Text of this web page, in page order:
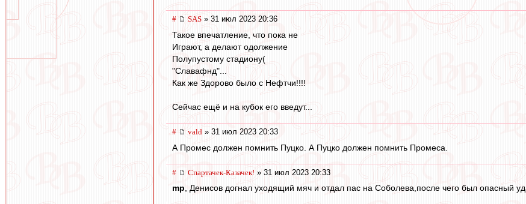
# SAS » 31 июл 2023 20:36
Такое впечатление, что пока не
Играют, а делают одолжение
Полупустому стадиону(
"Славафнд"...
Как же Здорово было с Нефтчи!!!!
Сейчас ещё и на кубок его введут...
# vald » 31 июл 2023 20:33
А Промес должен помнить Пуцко. А Пуцко должен помнить Промеса.
# Спартачек-Казачек! » 31 июл 2023 20:33
mp, Денисов догнал уходящий мяч и отдал пас на Соболева,после чего был опасный